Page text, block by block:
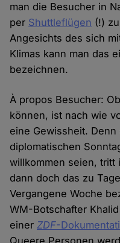
man die Besucher in
per Shuttleflügen (!)
Angesichts des sich
Klimas kann man das
bezeichnen.
À propos Besucher:
können, ist nach wie
eine Gewissheit.
diplomatischen
willkommen seien, tritt
dann doch das zu
Vergangene Woche
WM-Botschafter
einerZDF-